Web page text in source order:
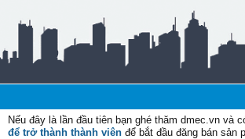
Nếu đây là lần đầu tiên bạn ghé thăm dmec.vn và
để trở thành thành viên để bắt đầu đăng bán sản